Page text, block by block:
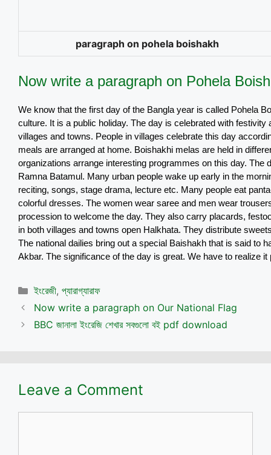
paragraph on pohela boishakh
Now write a paragraph on Pohela
We know that the first day of the Bangla year is called Pohela
culture. It is a public holiday. The day is celebrated with
villages and towns. People in villages celebrate this day
meals are arranged at home. Boishakhi melas are held in
organizations arrange interesting programmes on this day. The
Ramna Batamul. Many urban people wake up early in the
reciting, songs, stage drama, lecture etc. Many people eat
colorful dresses. The women wear saree and men wear
procession to welcome the day. They also carry placards,
in both villages and towns open Halkhata. They distribute
The national dailies bring out a special Baishakh that is said to
Akbar. The significance of the day is great. We have to realize
Categories
ইংরেজী, প্যারাগ্যারাফ
Now write a paragraph on Our National Flag
BBC জানালা ইংরেজি শেখার সবগুলো বই pdf download
Leave a Comment